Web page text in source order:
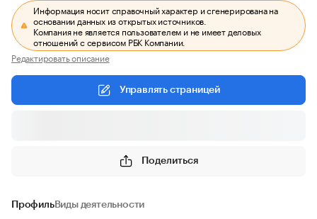
Информация носит справочный характер и сгенерирована на
основании данных из открытых источников.
Компания не является пользователем и не имеет деловых
отношений с сервисом РБК Компании.
Редактировать описание
Управлять страницей
Поделиться
ПрофильВиды деятельности